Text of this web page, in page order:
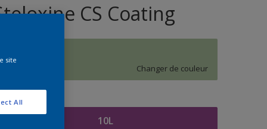
CS Coating
Changer de couleur
10L
site
All